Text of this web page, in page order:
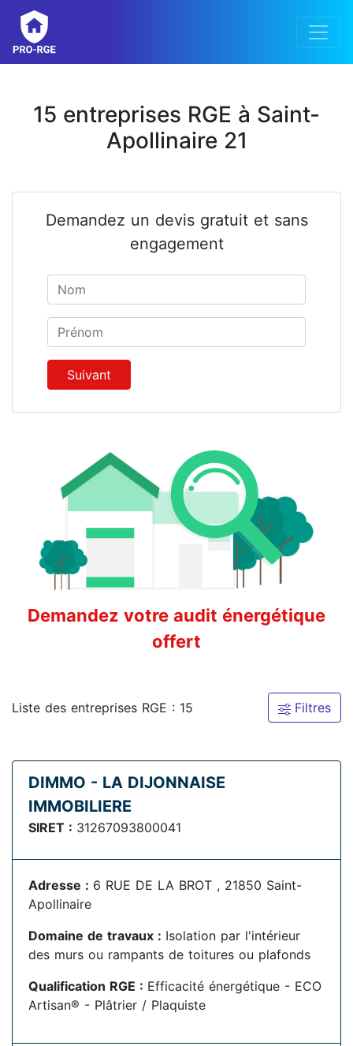
15 entreprises RGE à Saint-
Apollinaire 21
Demandez un devis gratuit et sans
engagement
Prénom
Suivant
Demandez votre audit énergétique
offert
Liste des entreprises RGE : 15 Filtres
DIMMO - LA DIJONNAISE
IMMOBILIERE
SIRET : 31267093800041
Adresse : 6 RUE DE LA BROT , 21850 Saint-
Apollinaire
Domaine de travaux : Isolation par l'intérieur
des murs ou rampants de toitures ou plafonds
Qualification RGE : Efficacité énergétique - ECO
Artisan® - Plâtrier / Plaquiste